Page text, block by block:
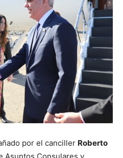
por el canciller Roberto